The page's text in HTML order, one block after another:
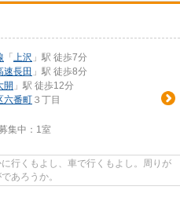
「 上沢 」駅 徒歩7分
速長田 」駅 徒歩8分
開 」駅 徒歩12分
六番町 ３丁目
集中： 1室
行くもよし、車で行くもよし。周りが
あろうか。